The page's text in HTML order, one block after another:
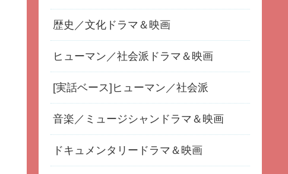
歴史／文化ドラマ＆映画
ヒューマン／社会派ドラマ＆映画
[実話ベース]ヒューマン／社会派
音楽／ミュージシャンドラマ＆映画
ドキュメンタリードラマ＆映画